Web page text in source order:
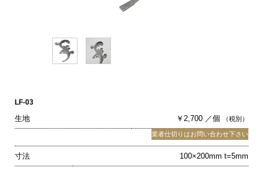
LF-03
生地 ￥2,700 ／個 （税別）
業者仕切りはお問い合わせ下さい
寸法 100×200mm t=5mm